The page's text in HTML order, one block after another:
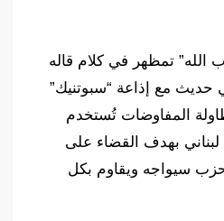
الله” تمظهر في كلام قاله
حديث مع إذاعة “سبوتنيك”
المفاوضات تُستخدم
بهدف القضاء على
سيواجه ويقاوم بكل